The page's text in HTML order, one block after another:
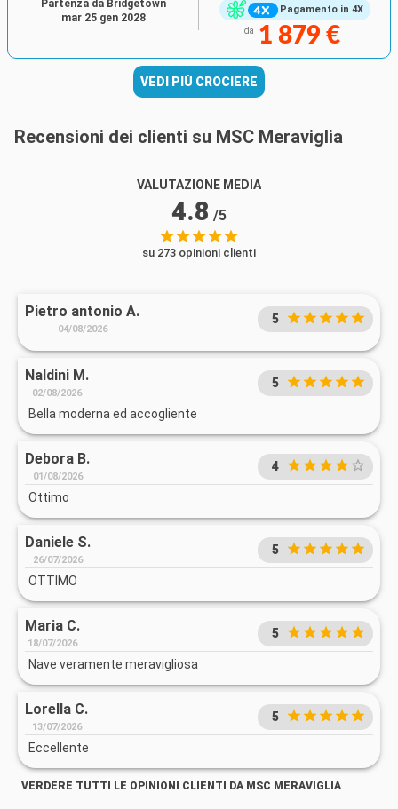
Pagamento in 4X
da 1 879 €
Partenza da Bridgetown
mar 25 gen 2028
VEDI PIÙ CROCIERE
Recensioni dei clienti su MSC Meraviglia
VALUTAZIONE MEDIA
4.8 /5
su 273 opinioni clienti
Pietro antonio A.
04/08/2026
5
Naldini M.
02/08/2026
5
Bella moderna ed accogliente
Debora B.
01/08/2026
4
Ottimo
Daniele S.
26/07/2026
5
OTTIMO
Maria C.
18/07/2026
5
Nave veramente meravigliosa
Lorella C.
13/07/2026
5
Eccellente
VERDERE TUTTI LE OPINIONI CLIENTI DA MSC MERAVIGLIA